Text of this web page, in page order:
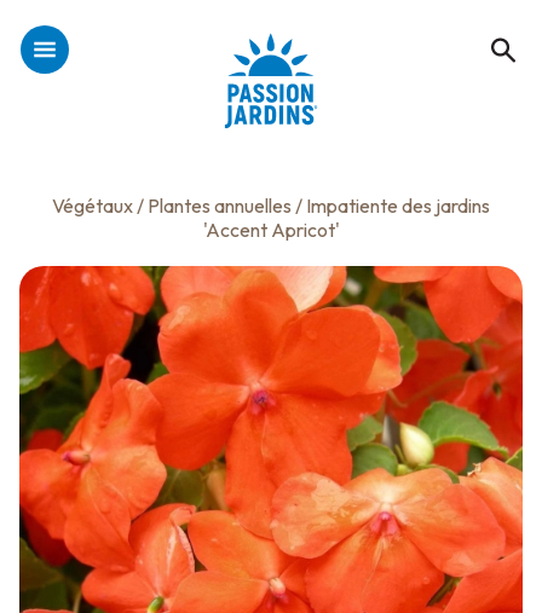
Végétaux/ Plantes annuelles / Impatiente des jardins
'Accent Apricot'